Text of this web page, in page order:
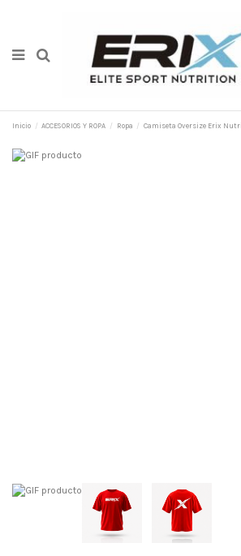
Inicio ACCESORIOS Y ROPA Ropa Camiseta Oversize Erix